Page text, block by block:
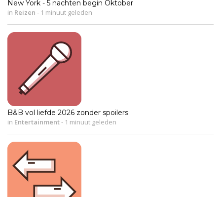
New York - 5 nachten begin Oktober
in Reizen - 1 minuut geleden
B&B vol liefde 2026 zonder spoilers
in Entertainment- 1 minuut geleden